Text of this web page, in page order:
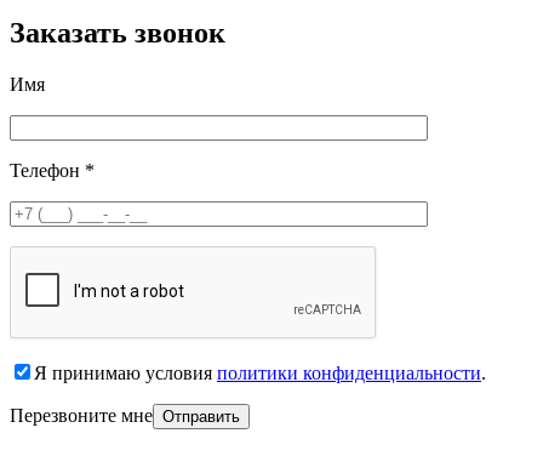
Заказать звонок
Имя
Телефон *
Я принимаю условия политики конфиденциальности.
Перезвоните мне